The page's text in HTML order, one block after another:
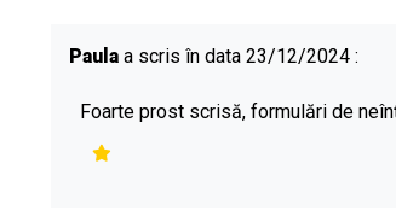
Paula a scris în data 23/12/2024 :
Foarte prost scrisă, formulări de